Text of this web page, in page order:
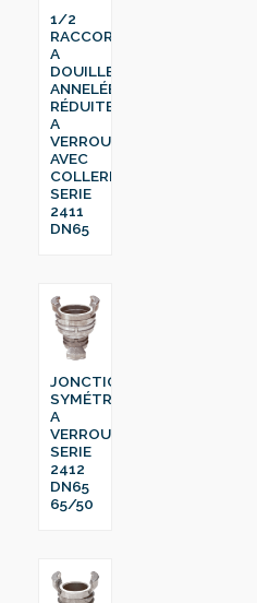
1/2
RACCORD
A
DOUILLE
ANNELÉE
RÉDUITE
A
VERROU
AVEC
COLLERETTE
SERIE
2411
DN65
JONCTION
SYMÉTRIQUE
A
VERROU
SERIE
2412
DN65
65/50